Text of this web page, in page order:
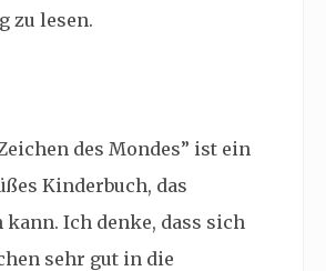
zu lesen.
des Mondes” ist ein
Kinderbuch, das
kann. Ich denke, dass sich
sehr gut in die